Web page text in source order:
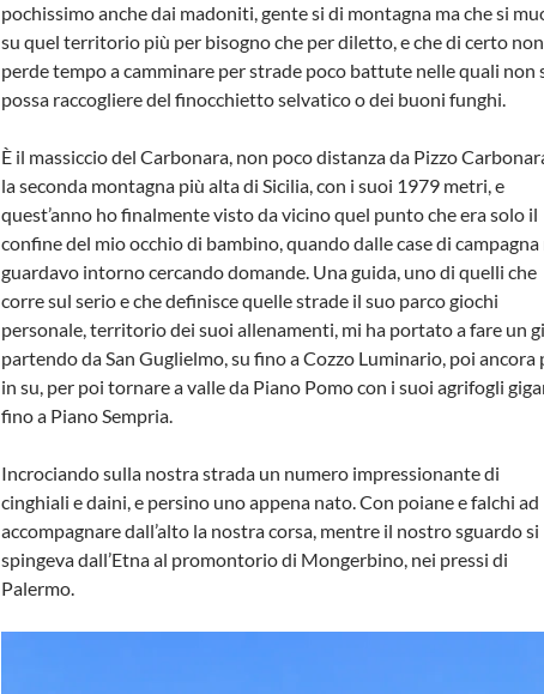
pochissimo anche dai madoniti, gente si di montagna ma che si
su quel territorio più per bisogno che per diletto, e che di certo non
perde tempo a camminare per strade poco battute nelle quali non
possa raccogliere del finocchietto selvatico o dei buoni funghi.
È il massiccio del Carbonara, non poco distanza da Pizzo
la seconda montagna più alta di Sicilia, con i suoi 1979 metri, e
quest’anno ho finalmente visto da vicino quel punto che era solo il
confine del mio occhio di bambino, quando dalle case di campagna
guardavo intorno cercando domande. Una guida, uno di quelli che
corre sul serio e che definisce quelle strade il suo parco giochi
personale, territorio dei suoi allenamenti, mi ha portato a fare un
partendo da San Guglielmo, su fino a Cozzo Luminario, poi ancora
in su, per poi tornare a valle da Piano Pomo con i suoi agrifogli
fino a Piano Sempria.
Incrociando sulla nostra strada un numero impressionante di
cinghiali e daini, e persino uno appena nato. Con poiane e falchi ad
accompagnare dall’alto la nostra corsa, mentre il nostro sguardo si
spingeva dall’Etna al promontorio di Mongerbino, nei pressi di
Palermo.